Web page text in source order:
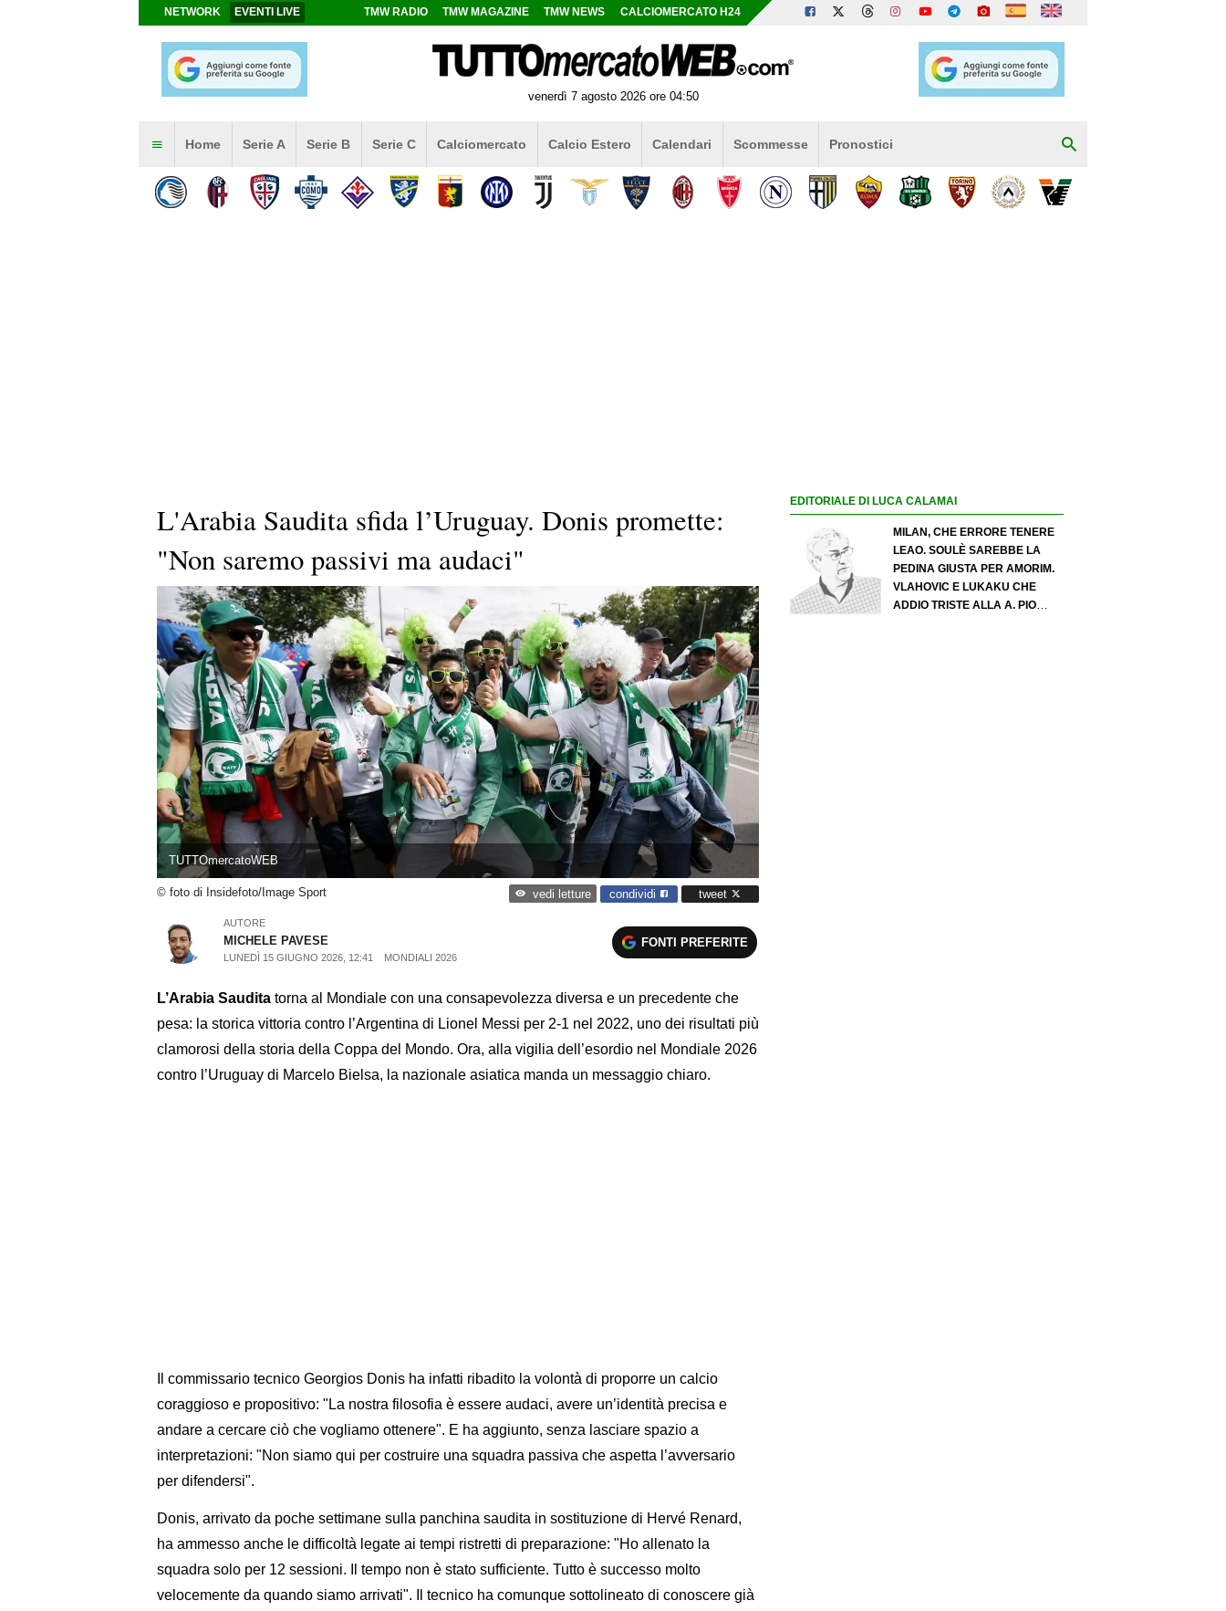
NETWORK EVENTI LIVE TMW RADIO TMW MAGAZINE TMW NEWS CALCIOMERCATO H24
venerdì 7 agosto 2026 ore 04:50
Home Serie A Serie B Serie C Calciomercato Calcio Estero Calendari Scommesse Pronostici
L'Arabia Saudita sfida l’Uruguay. Donis promette:
"Non saremo passivi ma audaci"
TUTTOmercatoWEB
© foto di Insidefoto/Image Sport vedi letture condividi tweet
AUTORE
MICHELE PAVESE
LUNEDÌ 15 GIUGNO 2026, 12:41 MONDIALI 2026
FONTI PREFERITE
L’Arabia Saudita torna al Mondiale con una consapevolezza diversa e un precedente che
pesa: la storica vittoria contro l’Argentina di Lionel Messi per 2-1 nel 2022, uno dei risultati più
clamorosi della storia della Coppa del Mondo. Ora, alla vigilia dell’esordio nel Mondiale 2026
contro l’Uruguay di Marcelo Bielsa, la nazionale asiatica manda un messaggio chiaro.
Il commissario tecnico Georgios Donis ha infatti ribadito la volontà di proporre un calcio
coraggioso e propositivo: "La nostra filosofia è essere audaci, avere un’identità precisa e
andare a cercare ciò che vogliamo ottenere". E ha aggiunto, senza lasciare spazio a
interpretazioni: "Non siamo qui per costruire una squadra passiva che aspetta l’avversario
per difendersi".
Donis, arrivato da poche settimane sulla panchina saudita in sostituzione di Hervé Renard,
ha ammesso anche le difficoltà legate ai tempi ristretti di preparazione: "Ho allenato la
squadra solo per 12 sessioni. Il tempo non è stato sufficiente. Tutto è successo molto
velocemente da quando siamo arrivati". Il tecnico ha comunque sottolineato di conoscere già
EDITORIALE DI LUCA CALAMAI
MILAN, CHE ERRORE TENERE
LEAO. SOULÈ SAREBBE LA
PEDINA GIUSTA PER AMORIM.
VLAHOVIC E LUKAKU CHE
ADDIO TRISTE ALLA A. PIO